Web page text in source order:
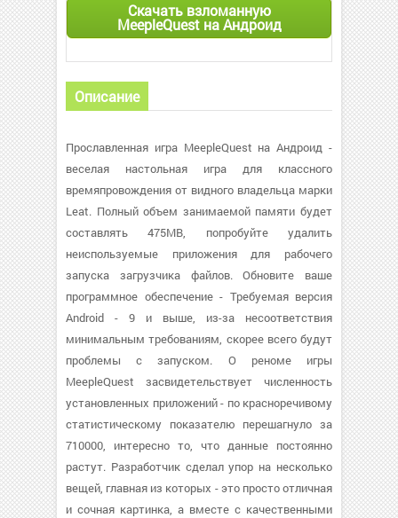
Скачать взломанную
MeepleQuest на Андроид
Описание
Прославленная игра MeepleQuest на Андроид -
веселая настольная игра для классного
времяпровождения от видного владельца марки
Leat. Полный объем занимаемой памяти будет
составлять 475MB, попробуйте удалить
неиспользуемые приложения для рабочего
запуска загрузчика файлов. Обновите ваше
программное обеспечение - Требуемая версия
Android - 9 и выше, из-за несоответствия
минимальным требованиям, скорее всего будут
проблемы с запуском. О реноме игры
MeepleQuest засвидетельствует численность
установленных приложений - по красноречивому
статистическому показателю перешагнуло за
710000, интересно то, что данные постоянно
растут. Разработчик сделал упор на несколько
вещей, главная из которых - это просто отличная
и сочная картинка, а вместе с качественными